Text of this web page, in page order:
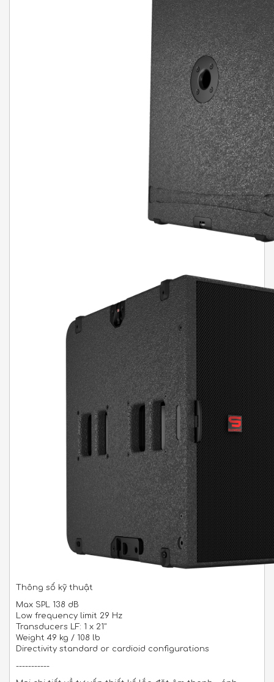
Thông số kỹ thuật
Max SPL 138 dB
Low frequency limit 29 Hz
Transducers LF: 1 x 21"
Weight 49 kg / 108 lb
Directivity standard or cardioid configurations
-----------